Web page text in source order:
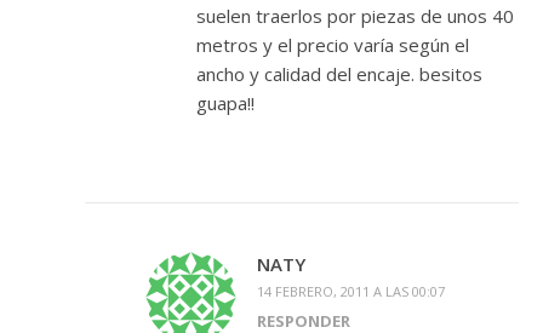
suelen traerlos por piezas de unos 40
metros y el precio varía según el
ancho y calidad del encaje. besitos
guapa!!
NATY
14 FEBRERO, 2011 A LAS 00:07
RESPONDER